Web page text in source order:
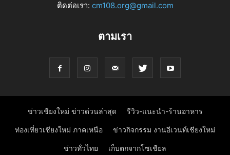
ติดต่อเรา: cm108.org@gmail.com
ตามเรา
ข่าวเชียงใหม่ ข่าวด่วนล่าสุด รีวิว-แนะนำ-ร้านอาหาร
ท่องเที่ยวเชียงใหม่ ภาคเหนือ ข่าวกิจกรรม งานอีเวนท์เชียงใหม่
ข่าวทั่วไทย เก็บตกจากโซเชียล